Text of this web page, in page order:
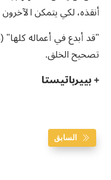
أنقذه، لكي يتمكن
تصحيح الخلق.
+ بييرباتيستا
السابق